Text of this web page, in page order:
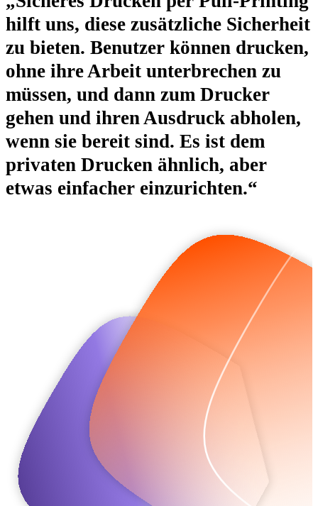
hilft uns, diese zusätzliche Sicherheit
zu bieten. Benutzer können drucken,
ohne ihre Arbeit unterbrechen zu
müssen, und dann zum Drucker
gehen und ihren Ausdruck abholen,
wenn sie bereit sind. Es ist dem
privaten Drucken ähnlich, aber
etwas einfacher einzurichten.“